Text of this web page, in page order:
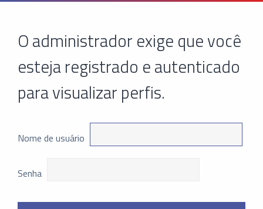
O administrador exige que você
esteja registrado e autenticado
para visualizar perfis.
Nome de usuário
Senha